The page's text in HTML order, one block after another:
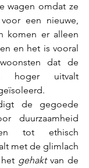
wagen omdat ze
een nieuwe,
komen er alleen
en het is vooral
dat de
hoger uitvalt
de gegoede
duurzaamheid
tot ethisch
met de glimlach
gehakt van de